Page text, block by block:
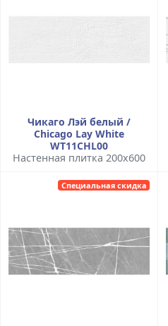
Чикаго Лэй белый /
Chicago Lay White
WT11CHL00
Настенная плитка 200x600
Специальная скидка